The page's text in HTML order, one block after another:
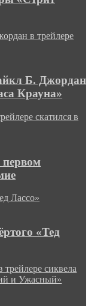
в трейлере
Б. Джордан
Крауна»
скатился в
Лассо»
«Тед
сиквела
и Ужасный»